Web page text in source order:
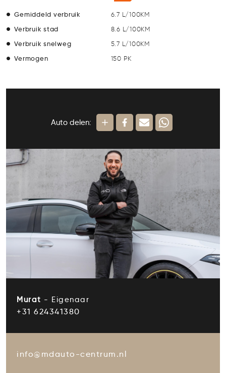
Gemiddeld verbruik 6.7 L/100KM
Verbruik stad 8.6 L/100KM
Verbruik snelweg 5.7 L/100KM
Vermogen 150 PK
Auto delen:
Murat - Eigenaar
+31 624341380
info@mdauto-centrum.nl